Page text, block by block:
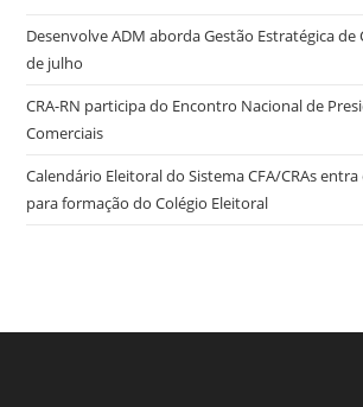
Desenvolve ADM aborda Gestão Estratégica
de julho
CRA-RN participa do Encontro Nacional de
Comerciais
Calendário Eleitoral do Sistema CFA/CRAs
para formação do Colégio Eleitoral